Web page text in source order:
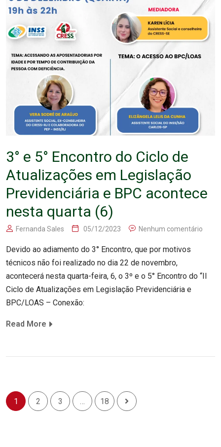
3° e 5° Encontro do Ciclo de
Atualizações em Legislação
Previdenciária e BPC acontece
nesta quarta (6)
Fernanda Sales 05/12/2023 Nenhum comentário
Devido ao adiamento do 3° Encontro, que por motivos
técnicos não foi realizado no dia 22 de novembro,
acontecerá nesta quarta-feira, 6, o 3º e o 5° Encontro do “II
Ciclo de Atualizações em Legislação Previdenciária e
BPC/LOAS – Conexão:
Read More
1 2 3 … 18